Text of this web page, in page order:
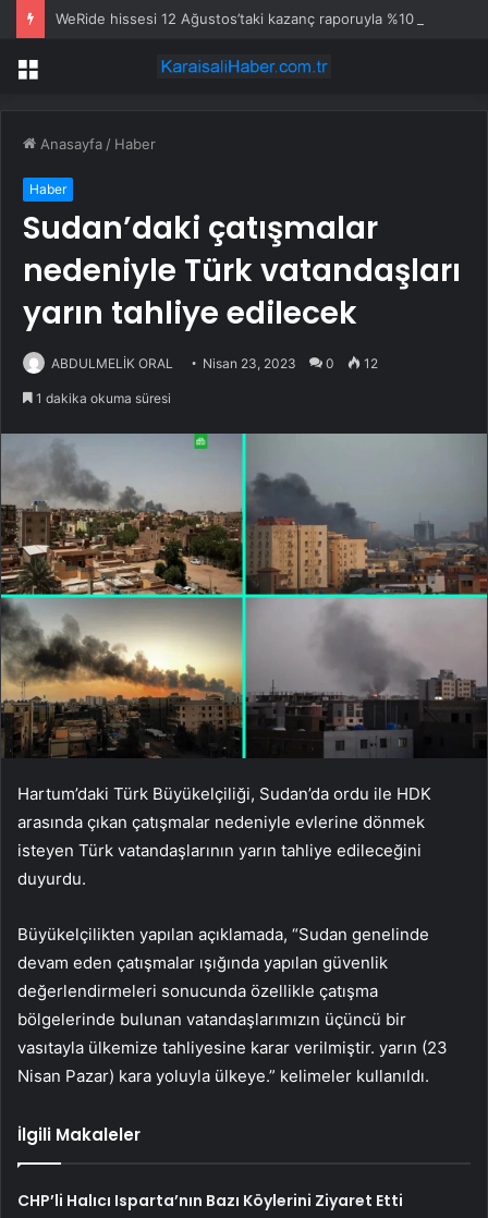
Menü
Anasayfa / Haber
Haber
Sudan’daki çatışmalar
nedeniyle Türk vatandaşları
yarın tahliye edilecek
ABDULMELİK ORAL Nisan 23, 2023 0 12
1 dakika okuma süresi
Hartum’daki Türk Büyükelçiliği, Sudan’da ordu ile HDK
arasında çıkan çatışmalar nedeniyle evlerine dönmek
isteyen Türk vatandaşlarının yarın tahliye edileceğini
duyurdu.
Büyükelçilikten yapılan açıklamada, “Sudan genelinde
devam eden çatışmalar ışığında yapılan güvenlik
değerlendirmeleri sonucunda özellikle çatışma
bölgelerinde bulunan vatandaşlarımızın üçüncü bir
vasıtayla ülkemize tahliyesine karar verilmiştir. yarın (23
Nisan Pazar) kara yoluyla ülkeye.” kelimeler kullanıldı.
İlgili Makaleler
CHP’li Halıcı Isparta’nın Bazı Köylerini Ziyaret Etti